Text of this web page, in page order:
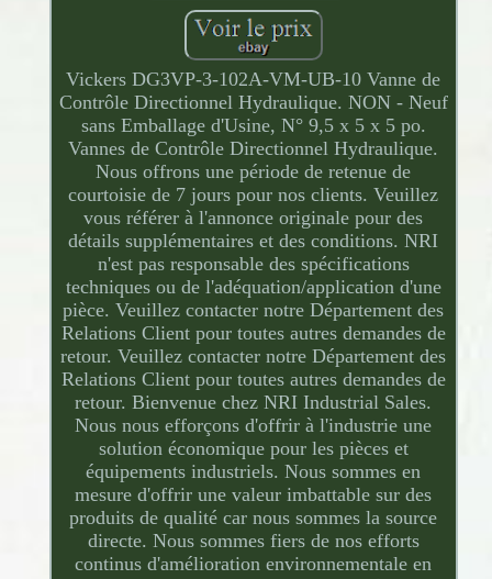
Vickers DG3VP-3-102A-VM-UB-10 Vanne de
Contrôle Directionnel Hydraulique. NON - Neuf
sans Emballage d'Usine, N° 9,5 x 5 x 5 po.
Vannes de Contrôle Directionnel Hydraulique.
Nous offrons une période de retenue de
courtoisie de 7 jours pour nos clients. Veuillez
vous référer à l'annonce originale pour des
détails supplémentaires et des conditions. NRI
n'est pas responsable des spécifications
techniques ou de l'adéquation/application d'une
pièce. Veuillez contacter notre Département des
Relations Client pour toutes autres demandes de
retour. Veuillez contacter notre Département des
Relations Client pour toutes autres demandes de
retour. Bienvenue chez NRI Industrial Sales.
Nous nous efforçons d'offrir à l'industrie une
solution économique pour les pièces et
équipements industriels. Nous sommes en
mesure d'offrir une valeur imbattable sur des
produits de qualité car nous sommes la source
directe. Nous sommes fiers de nos efforts
continus d'amélioration environnementale en